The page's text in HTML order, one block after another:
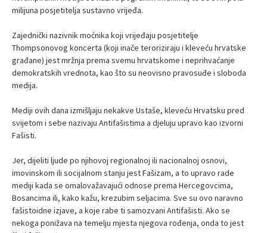
milijuna posjetitelja sustavno vrijeđa.
Zajednički nazivnik moćnika koji vrijeđaju posjetitelje
Thompsonovog koncerta (koji inače teroriziraju i kleveću hrvatske
građane) jest mržnja prema svemu hrvatskome i neprihvaćanje
demokratskih vrednota, kao što su neovisno pravosuđe i sloboda
medija.
Mediji ovih dana izmišljaju nekakve Ustaše, kleveću Hrvatsku pred
svijetom i sebe nazivaju Antifašistima a djeluju upravo kao izvorni
Fašisti.
Jer, dijeliti ljude po njihovoj regionalnoj ili nacionalnoj osnovi,
imovinskom ili socijalnom stanju jest Fašizam, a to upravo rade
mediji kada se omalovažavajući odnose prema Hercegovcima,
Bosancima ili, kako kažu, krezubim seljacima. Sve su ovo naravno
fašistoidne izjave, a koje rabe ti samozvani Antifašisti. Ako se
nekoga ponižava na temelju mjesta njegova rođenja, onda to jest